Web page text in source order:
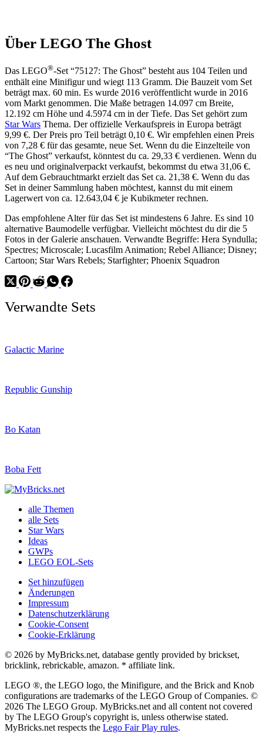
Über LEGO The Ghost
Das LEGO®-Set “75127: The Ghost” besteht aus 104 Teilen und
enthält eine Minifigur und wiegt 113 Gramm. Die Bauzeit vom Set
beträgt max. 60 min. Es wurde 2016 veröffentlicht wurde in 2016
vom Markt genommen. Die Maße betragen 14.097 cm Breite,
12.192 cm Höhe und 4.5974 cm in der Tiefe. Das Set gehört zum
Star Wars Thema. Der offizielle Verkaufspreis in Europa beträgt
9,99 €. Der Preis pro Teil beträgt 0,10 €. Wir empfehlen einen Preis
von 7,28 € für das gesamte, neue Set. Wenn du die Einzelteile von
“The Ghost” verkaufst, könntest du ca. 29,33 € verdienen. Wenn du
es neu und originalverpackt verkaufst, bekommst du etwa 31,06 €.
Auf dem Gebrauchtmarkt erzielt das Set ca. 21,38 €. Wenn du das
Set in deiner Sammlung haben möchtest, kannst du mit einem
Lagerwert von ca. 12.643,04 € je Kubikmeter rechnen.
Das empfohlene Alter für das Set ist mindestens 6 Jahre. Es sind 10
alternative Baumodelle verfügbar. Vielleicht möchtest du dir die 5
Fotos in der Galerie anschauen. Verwandte Begriffe: Hera Syndulla;
Spectres; Microscale; Lucasfilm Animation; Rebel Alliance; Disney;
Cartoon; Star Wars Rebels; Starfighter; Phoenix Squadron
Verwandte Sets
Galactic Marine
Republic Gunship
Bo Katan
Boba Fett
alle Themen
alle Sets
Star Wars
Ideas
GWPs
LEGO EOL-Sets
Set hinzufügen
Änderungen
Impressum
Datenschutzerklärung
Cookie-Consent
Cookie-Erklärung
© 2026 by MyBricks.net, database gently provided by brickset,
bricklink, rebrickable, amazon. * affiliate link.
LEGO ®, the LEGO logo, the Minifigure, and the Brick and Knob
configurations are trademarks of the LEGO Group of Companies. ©
2026 The LEGO Group. MyBricks.net and all content not covered
by The LEGO Group's copyright is, unless otherwise stated.
MyBricks.net respects the Lego Fair Play rules.